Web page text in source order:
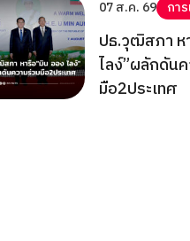
07 ส.ค. 69 กา
ปธ.วุฒิสภา ห
ไลง์”ผลักดัน
มือ2ประเทศ